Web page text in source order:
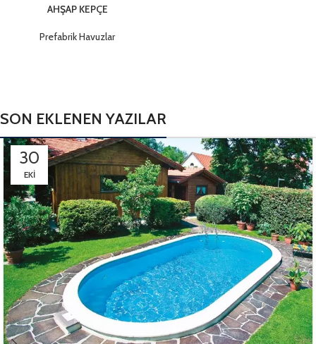
AHŞAP KEPÇE
Prefabrik Havuzlar
SON EKLENEN YAZILAR
30
EKI